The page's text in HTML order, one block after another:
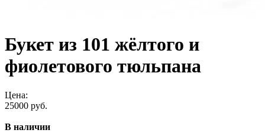
Букет из 101 жёлтого и
фиолетового тюльпана
Цена:
25000 руб.
В наличии